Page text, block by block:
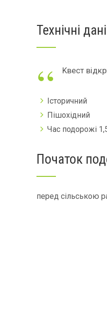
Технічні дані
Kвест
Історичний
Пішохідний
Час подорожі
Початок
перед сільською